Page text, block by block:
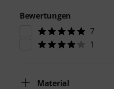
Bewertungen
7
1
Material